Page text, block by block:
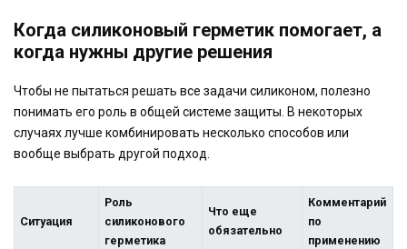
Когда силиконовый герметик помогает, а
когда нужны другие решения
Чтобы не пытаться решать все задачи силиконом, полезно
понимать его роль в общей системе защиты. В некоторых
случаях лучше комбинировать несколько способов или
вообще выбрать другой подход.
Ситуация
Роль
силиконового
герметика
Что еще
обязательно
Комментарий
по
применению